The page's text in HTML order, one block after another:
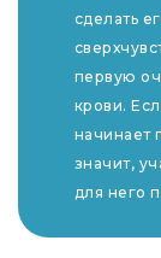
сделать
первую
крови.
начинает
значит,
для него